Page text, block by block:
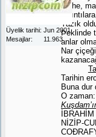
Üyelik tarihi Jun 2001
Mesajlar
11.963
tarihe,
Yazık
Þeklinde
anlar
Nar
Tarihin
Buna dur
O
NİZİP-